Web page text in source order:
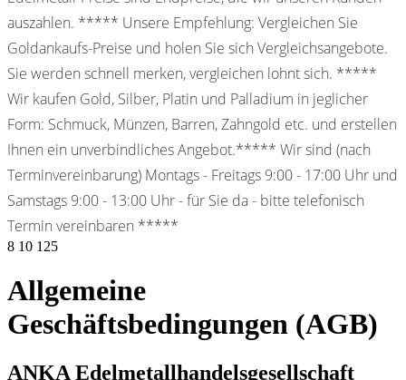
auszahlen. ***** Unsere Empfehlung: Vergleichen Sie
Goldankaufs-Preise und holen Sie sich Vergleichsangebote.
Sie werden schnell merken, vergleichen lohnt sich. *****
Wir kaufen Gold, Silber, Platin und Palladium in jeglicher
Form: Schmuck, Münzen, Barren, Zahngold etc. und erstellen
Ihnen ein unverbindliches Angebot.***** Wir sind (nach
Terminvereinbarung) Montags - Freitags 9:00 - 17:00 Uhr und
Samstags 9:00 - 13:00 Uhr - für Sie da - bitte telefonisch
Termin vereinbaren *****
8 10 125
Allgemeine
Geschäftsbedingungen (AGB)
ANKA Edelmetallhandelsgesellschaft